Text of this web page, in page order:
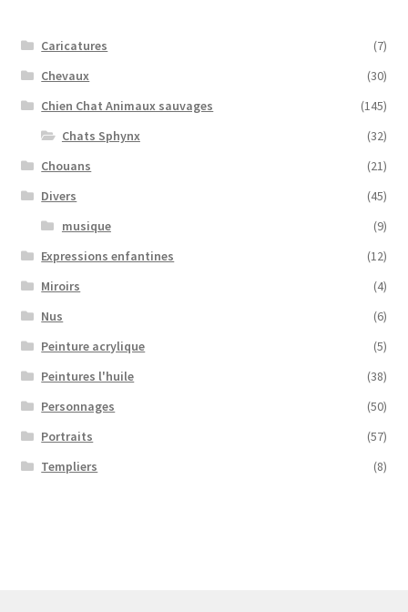
Caricatures
(7)
Chevaux
(30)
Chien Chat Animaux sauvages
(145)
Chats Sphynx
(32)
Chouans
(21)
Divers
(45)
musique
(9)
Expressions enfantines
(12)
Miroirs
(4)
Nus
(6)
Peinture acrylique
(5)
Peintures l'huile
(38)
Personnages
(50)
Portraits
(57)
Templiers
(8)